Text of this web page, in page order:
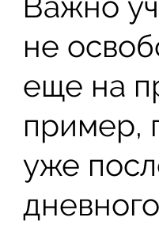
не
еще на
пример,
уже